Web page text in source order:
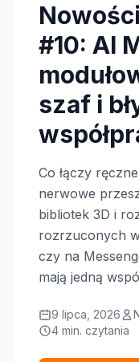
#10: AI
szaf i
Co łączy
nerwowe
bibliotek 3D i
rozrzuconych
czy na
mają jedną
9 lipca, 2026
4 min. czytania